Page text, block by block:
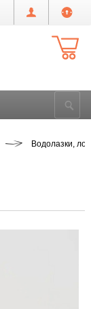
Водолазки,